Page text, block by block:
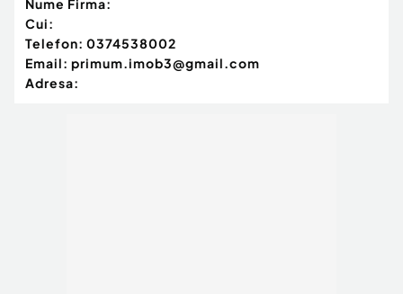
Nume Firma:
Cui:
Telefon: 0374538002
Email: primum.imob3@gmail.com
Adresa: